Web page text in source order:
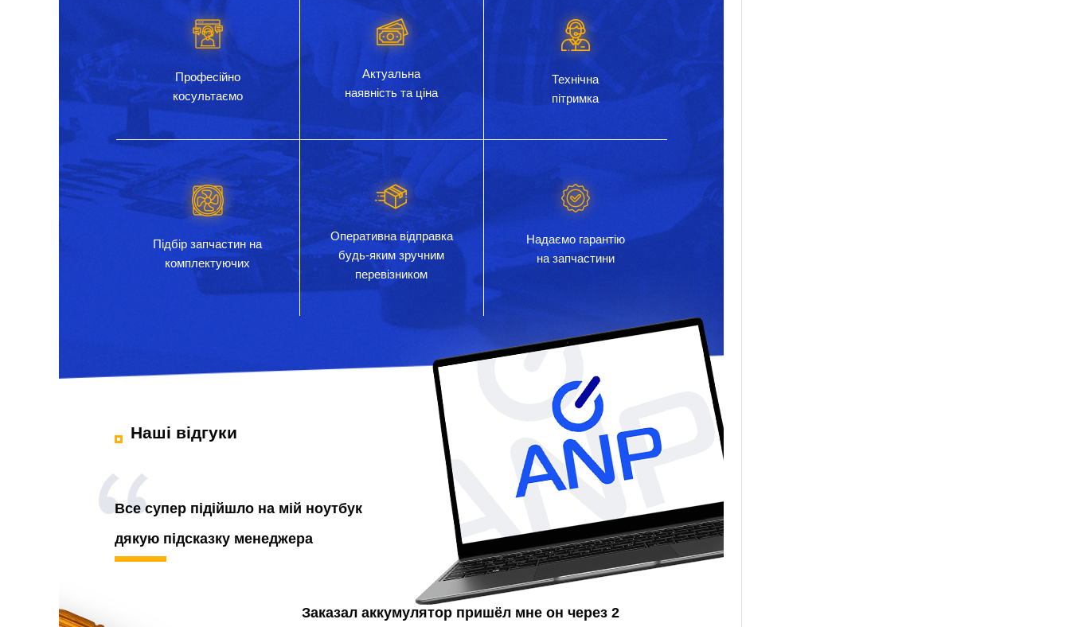
Професійно
косультаємо
Актуальна
наявність та ціна
Технічна
пітримка
Підбір запчастин на
комплектуючих
Оперативна відправка
будь-яким зручним
перевізником
Надаємо гарантію
на запчастини
Наші відгуки
Все супер підійшло на мій ноутбук
дякую підсказку менеджера
Заказал аккумулятор пришёл мне он через 2